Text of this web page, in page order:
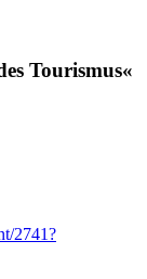
Tourismus«
2741?